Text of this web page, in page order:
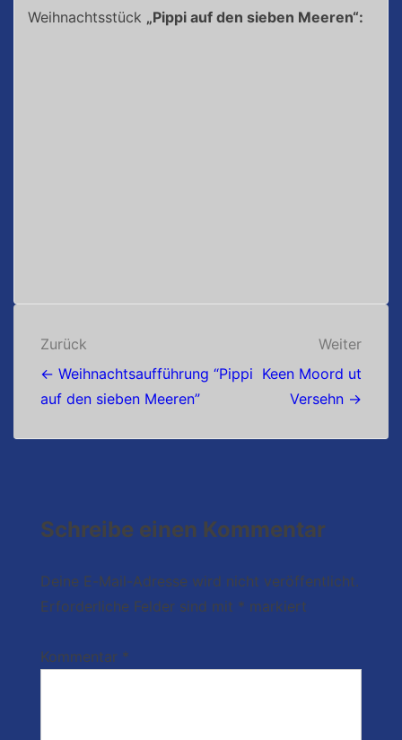
Weihnachtsstück „Pippi auf den sieben Meeren“:
Beitragsnavigation
Zurück
← Weihnachtsaufführung “Pippi
auf den sieben Meeren”
Weiter
Keen Moord ut
Versehn →
Schreibe einen Kommentar
Deine E-Mail-Adresse wird nicht veröffentlicht.
Erforderliche Felder sind mit * markiert
Kommentar *